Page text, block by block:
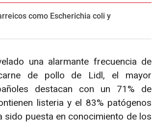
como Escherichia coli y
una alarmante frecuencia de
de pollo de Lidl, el mayor
destacan con un 71% de
listeria y el 83% patógenos
sido puesta en conocimiento de los